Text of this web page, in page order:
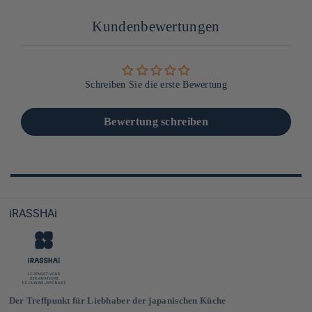
Kundenbewertungen
Schreiben Sie die erste Bewertung
Bewertung schreiben
iRASSHAi
Der Treffpunkt für Liebhaber der japanischen Küche